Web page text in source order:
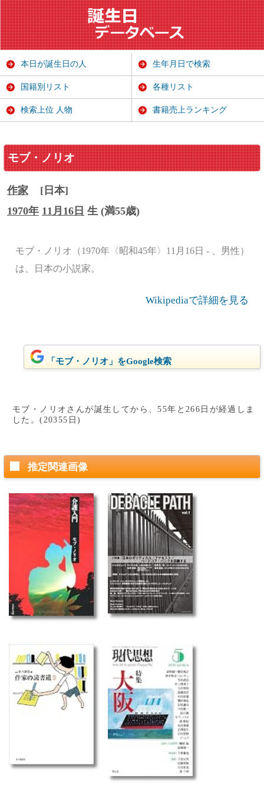
モブ・ノリオ
作家
[日本]
1970年 11月16日 生 (満55歳)
モブ・ノリオ（1970年〈昭和45年〉11月16日 - 、男性）
は、日本の小説家。
Wikipediaで詳細を見る
「モブ・ノリオ」をGoogle検索
モブ・ノリオさんが誕生してから、55年と266日が経過しま
した。(20355日)
推定関連画像
本日が誕生日の人 生年月日で検索
国籍別リスト 各種リスト
検索上位 人物 書籍売上ランキング